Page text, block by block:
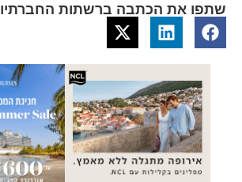
שתפו את הכתבה ברשתות החברתיות: